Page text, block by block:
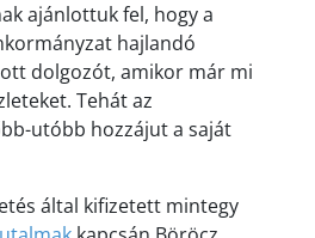
ajánlottuk fel, hogy a
hajlandó
dolgozót, amikor már mi
Tehát az
utóbb hozzájut a saját
által kifizetett mintegy